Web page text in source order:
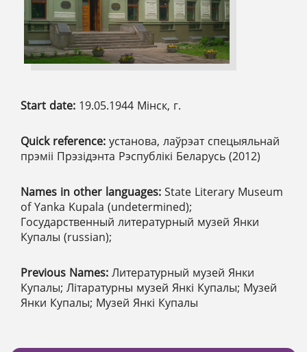
Start date: 19.05.1944 Мінск, г.
Quick reference: установа, лаўрэат спецыяльнай
прэміі Прэзідэнта Рэспублікі Беларусь (2012)
Names in other languages: State Literary Museum
of Yanka Kupala (undetermined);
Государственный литературный музей Янки
Купалы (russian);
Previous Names: Литературный музей Янки
Купалы; Літаратурны музей Янкі Купалы; Музей
Янки Купалы; Музей Янкі Купалы